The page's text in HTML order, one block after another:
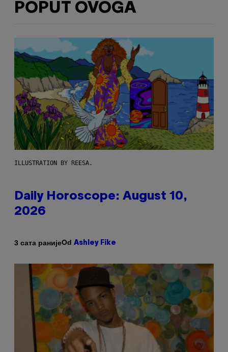
POPUT OVOGA
ILLUSTRATION BY REESA.
Daily Horoscope: August 10,
2026
3 сата ранијеOd Ashley Fike